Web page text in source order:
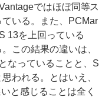
ではほぼ同等ス
いる。また、PCMar
13を上回っている
この結果の違いは、
なっていることと、S
われる。とはいえ、
と感じることは全く